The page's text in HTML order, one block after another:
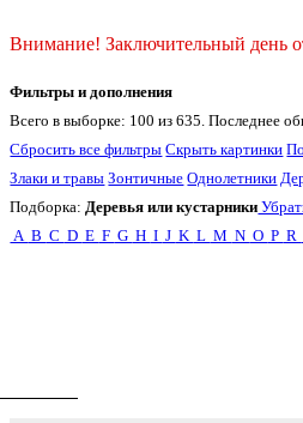
Внимание! Заключительный день
Фильтры и дополнения
Всего в выборке: 100 из 635. Последнее
Сбросить все фильтры Скрыть картинки
Злаки и травы Зонтичные Однолетники
Подборка:Деревья или кустарники
A B C D E F G H I J K L M N O P R